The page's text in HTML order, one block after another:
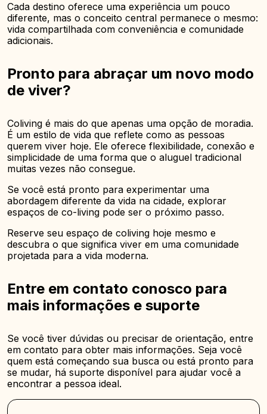
Cada destino oferece uma experiência um pouco
diferente, mas o conceito central permanece o mesmo:
vida compartilhada com conveniência e comunidade
adicionais.
Pronto para abraçar um novo modo
de viver?
Coliving é mais do que apenas uma opção de moradia.
É um estilo de vida que reflete como as pessoas
querem viver hoje. Ele oferece flexibilidade, conexão e
simplicidade de uma forma que o aluguel tradicional
muitas vezes não consegue.
Se você está pronto para experimentar uma
abordagem diferente da vida na cidade, explorar
espaços de co-living pode ser o próximo passo.
Reserve seu espaço de coliving hoje mesmo e
descubra o que significa viver em uma comunidade
projetada para a vida moderna.
Entre em contato conosco para
mais informações e suporte
Se você tiver dúvidas ou precisar de orientação, entre
em contato para obter mais informações. Seja você
quem está começando sua busca ou está pronto para
se mudar, há suporte disponível para ajudar você a
encontrar a pessoa ideal.